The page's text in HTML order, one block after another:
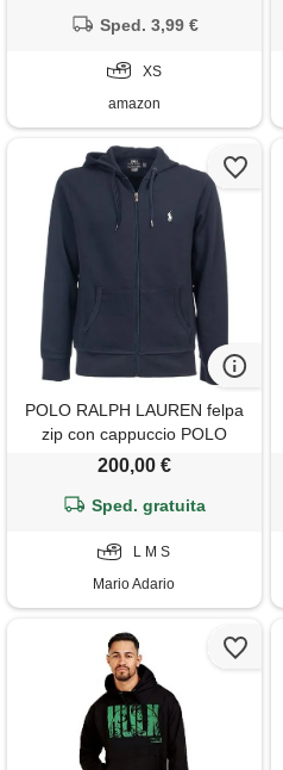
Sped. 3,99 €
XS
amazon
POLO RALPH LAUREN felpa
zip con cappuccio POLO
RALPH LAUREN 002 blu
200,00 €
Sped. gratuita
L M S
Mario Adario